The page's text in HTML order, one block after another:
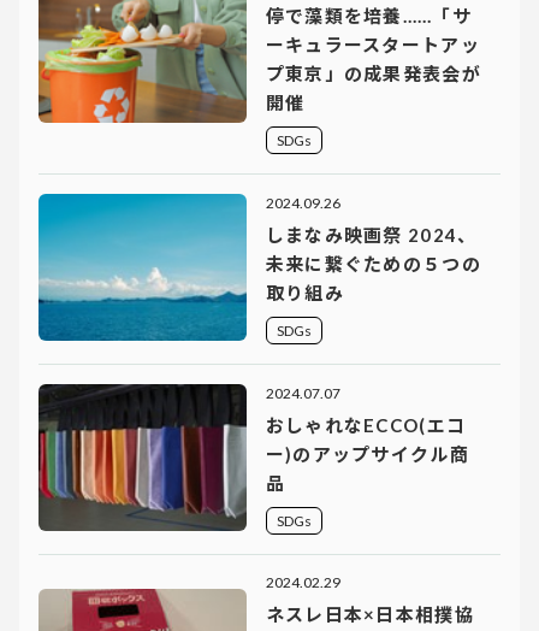
停で藻類を培養……「サ
ーキュラースタートアッ
プ東京」の成果発表会が
開催
SDGs
2024.09.26
しまなみ映画祭 2024、
未来に繋ぐための５つの
取り組み
SDGs
2024.07.07
おしゃれなECCO(エコ
ー)のアップサイクル商
品
SDGs
2024.02.29
ネスレ日本×日本相撲協